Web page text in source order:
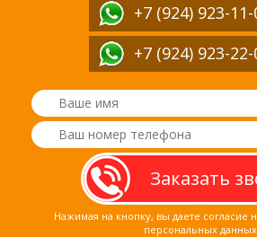
+7 (924) 923-
+7 (924) 923-
Нажимая на кнопку, вы даете согласие
персональных данных.